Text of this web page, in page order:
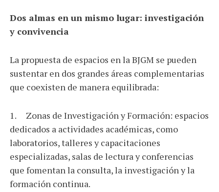
Dos almas en un mismo lugar: investigación
y convivencia
La propuesta de espacios en la BJGM se pueden
sustentar en dos grandes áreas complementarias
que coexisten de manera equilibrada:
1. Zonas de Investigación y Formación: espacios
dedicados a actividades académicas, como
laboratorios, talleres y capacitaciones
especializadas, salas de lectura y conferencias
que fomentan la consulta, la investigación y la
formación continua.